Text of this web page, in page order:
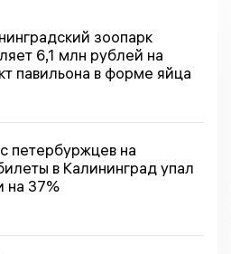
зоопарк
6,1 млн рублей на
павильона в форме яйца
петербуржцев на
в Калининград упал
на 37%